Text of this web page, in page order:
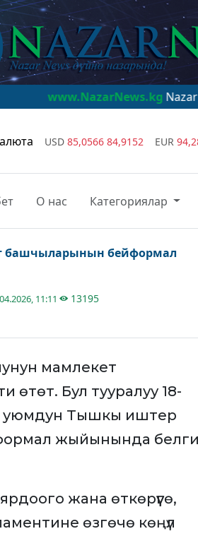
NazarNews -
USD 85,0566 84,9152 EUR
О нас Категориялар
башчыларынын бейформал
11:11
13195
мамлекет
Бул тууралуу 18-
уюмдун Тышкы иштер
жыйынында
жана өткөрүүгө,
өзгөчө көңүл